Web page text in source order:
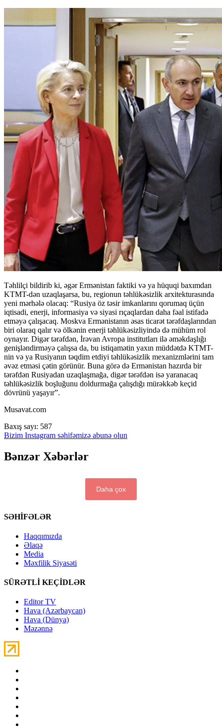
Təhlilçi bildirib ki, əgər Ermənistan faktiki və ya hüquqi baxımdan
KTMT-dən uzaqlaşarsa, bu, regionun təhlükəsizlik arxitekturasında
yeni mərhələ olacaq: “Rusiya öz təsir imkanlarını qorumaq üçün
iqtisadi, enerji, informasiya və siyasi rıçaqlardan daha fəal istifadə
etməyə çalışacaq. Moskva Ermənistanın əsas ticarət tərəfdaşlarından
biri olaraq qalır və ölkənin enerji təhlükəsizliyində də mühüm rol
oynayır. Digər tərəfdən, İrəvan Avropa institutları ilə əməkdaşlığı
genişləndirməyə çalışsa da, bu istiqamətin yaxın müddətdə KTMT-
nin və ya Rusiyanın təqdim etdiyi təhlükəsizlik mexanizmlərini tam
əvəz etməsi çətin görünür. Buna görə də Ermənistan hazırda bir
tərəfdən Rusiyadan uzaqlaşmağa, digər tərəfdən isə yaranacaq
təhlükəsizlik boşluğunu doldurmağa çalışdığı mürəkkəb keçid
dövrünü yaşayır”.
Musavat.com
Baxış sayı: 587
Bizim Instagram səhifəmizə abunə olun
Bənzər Xəbərlər
Daha çox
SƏHİFƏLƏR
Haqqımızda
Əlaqə
Media
Məxfilik Siyasəti
SÜRƏTLİ KEÇİDLƏR
Editor TV
Hava (Azərbaycan)
Hava (Dünya)
Məzənnə